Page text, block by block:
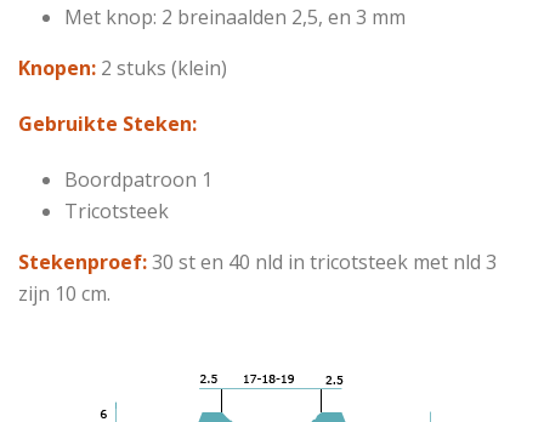
Met knop: 2 breinaalden 2,5, en 3 mm
Knopen: 2 stuks (klein)
Gebruikte Steken:
Boordpatroon 1
Tricotsteek
Stekenproef:30 st en 40 nld in tricotsteek met nld 3
zijn 10 cm.